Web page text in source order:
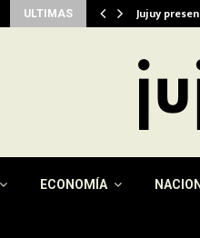
ULTIMAS Jujuy
ECONOMÍA